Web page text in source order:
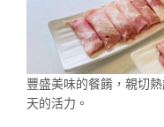
豐盛美味的餐餚，親切
天的活力。